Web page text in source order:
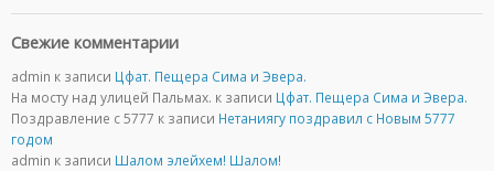
Свежие комментарии
admin к записи Цфат. Пещера Сима и Эвера.
На мосту над улицей Пальмах. к записи Цфат. Пещера Сима и Эвера.
Поздравление с 5777 к записи Нетаниягу поздравил с Новым 5777
годом
admin к записи Шалом элейхем! Шалом!